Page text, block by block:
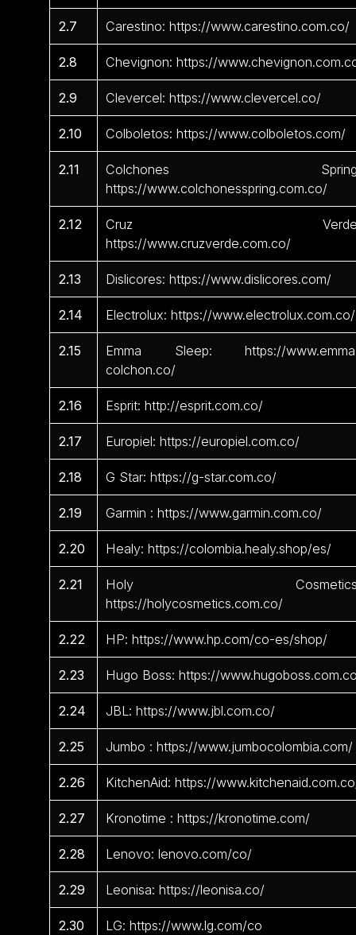
2.7 Carestino: https://www.carestino.com.co/
2.8 Chevignon: https://
2.9 Clevercel: https://www.clevercel.co/
2.10 Colboletos: https://www.colboletos.com/
2.11
Colchones
https://www.colchonesspring.com.co/
2.12
Cruz
https://www.cruzverde.com.co/
2.13 Dislicores: https://www.dislicores.com/
2.14 Electrolux: https://www.electrolux.com.co/
2.15
Emma Sleep: https://
colchon.co/
2.16 Esprit: http://esprit.com.co/
2.17 Europiel: https://europiel.com.co/
2.18 G Star: https://g-star.com.co/
2.19 Garmin : https://www.garmin.com.co/
2.20 Healy: https://colombia.healy.shop/es/
2.21
Holy
https://holycosmetics.com.co/
2.22 HP: https://www.hp.com/co-es/shop/
2.23 Hugo Boss: https://
2.24 JBL: https://www.jbl.com.co/
2.25 Jumbo : https://www.jumbocolombia.com/
2.26 KitchenAid: https://
2.27 Kronotime : https://kronotime.com/
2.28 Lenovo: lenovo.com/co/
2.29 Leonisa: https://leonisa.co/
2.30 LG: https://www.lg.com/co